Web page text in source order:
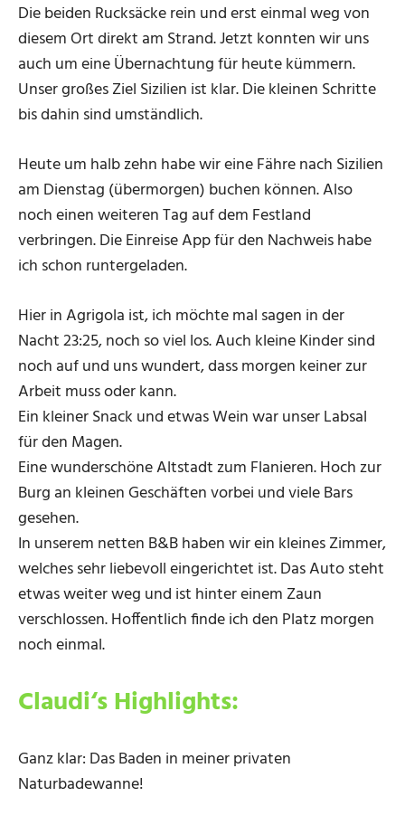
Die beiden Rucksäcke rein und erst einmal weg von
diesem Ort direkt am Strand. Jetzt konnten wir uns
auch um eine Übernachtung für heute kümmern.
Unser großes Ziel Sizilien ist klar. Die kleinen Schritte
bis dahin sind umständlich.
Heute um halb zehn habe wir eine Fähre nach Sizilien
am Dienstag (übermorgen) buchen können. Also
noch einen weiteren Tag auf dem Festland
verbringen. Die Einreise App für den Nachweis habe
ich schon runtergeladen.
Hier in Agrigola ist, ich möchte mal sagen in der
Nacht 23:25, noch so viel los. Auch kleine Kinder sind
noch auf und uns wundert, dass morgen keiner zur
Arbeit muss oder kann.
Ein kleiner Snack und etwas Wein war unser Labsal
für den Magen.
Eine wunderschöne Altstadt zum Flanieren. Hoch zur
Burg an kleinen Geschäften vorbei und viele Bars
gesehen.
In unserem netten B&B haben wir ein kleines Zimmer,
welches sehr liebevoll eingerichtet ist. Das Auto steht
etwas weiter weg und ist hinter einem Zaun
verschlossen. Hoffentlich finde ich den Platz morgen
noch einmal.
Claudi‘s Highlights:
Ganz klar: Das Baden in meiner privaten
Naturbadewanne!